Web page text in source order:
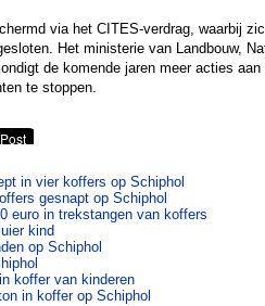
via het CITES-verdrag, waarbij
Het ministerie van Landbouw,
de komende jaren meer acties aan
te stoppen.
in vier koffers op Schiphol
gesnapt op Schiphol
euro in trekstangen van koffers
kind
op Schiphol
koffer van kinderen
in koffer op Schiphol